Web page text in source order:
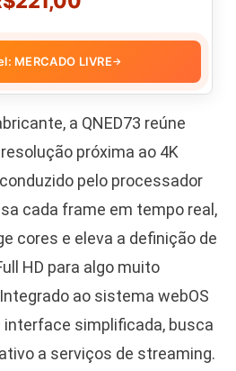
MERCADO LIVRE→
a QNED73 reúne
resolução próxima ao 4K
pelo processador
cada frame em tempo real,
cores e eleva a definição de
HD para algo muito
ao sistema webOS
interface simplificada, busca
a serviços de streaming.